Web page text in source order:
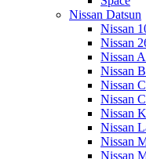
Nissan Datsun
Nissan
Nissan
Nissan
Nissan
Nissan
Nissan
Nissan
Nissan
Nissan
Nissan